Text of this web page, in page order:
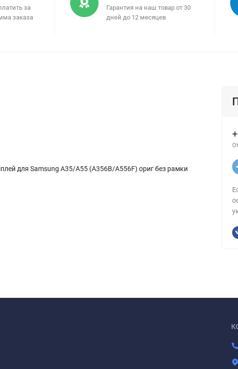
за
заказа
Гарантия на наш товар от 30
дней до 12 месяцев
для Samsung A35/A55 (A356B/A556F) ориг без рамки